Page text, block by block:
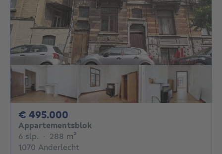
€ 495.000
Appartementsblok
6 slp. 6 slaapkamers
· 288 m²
1070 Anderlecht